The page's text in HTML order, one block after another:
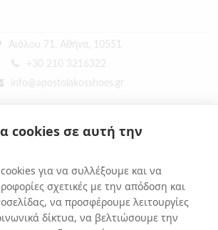
Αιόλου 71, Αθήνα, 10551
+30 210 3216322
info@apostolakosshoes.gr
cookies σε αυτή την
για να συλλέξουμε και να
σχετικές με την απόδοση και
να προσφέρουμε λειτουργίες
δίκτυα, να βελτιώσουμε την